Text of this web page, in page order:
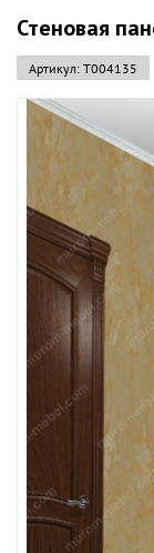
Стеновая
Артикул: Т004135